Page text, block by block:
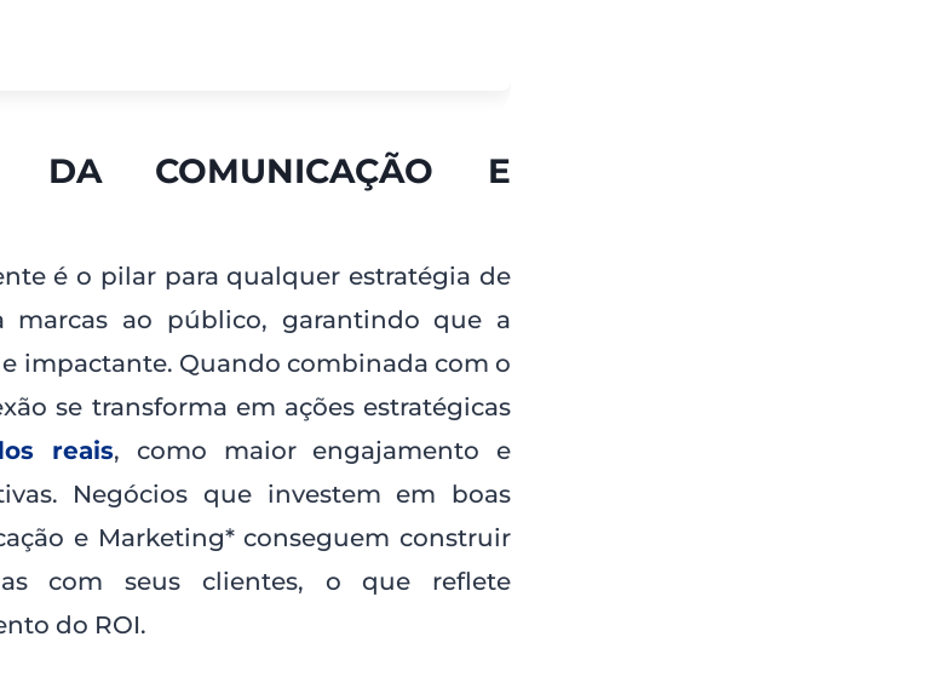
DA COMUNICAÇÃO E
é o pilar para qualquer estratégia de
marcas ao público, garantindo que a
impactante. Quando combinada com o
se transforma em ações estratégicas
reais, como maior engajamento e
Negócios que investem em boas
e Marketing* conseguem construir
com seus clientes, o que reflete
do ROI.